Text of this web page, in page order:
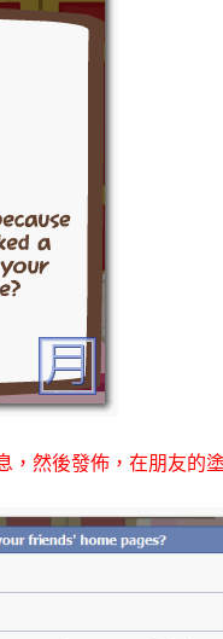
然後發佈，在朋友的